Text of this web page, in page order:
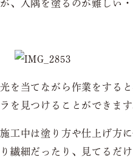
が、入隅を塗るのが難しい・
光を当てながら作業をする
ラを見つけることができます
施工中は塗り方や仕上げ方
り繊細だったり、見てるだ